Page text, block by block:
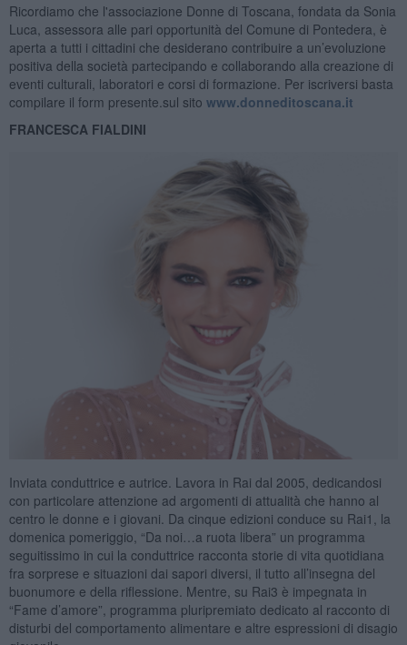
Ricordiamo che l'associazione Donne di Toscana, fondata da Sonia
Luca, assessora alle pari opportunità del Comune di Pontedera, è
aperta a tutti i cittadini che desiderano contribuire a un’evoluzione
positiva della società partecipando e collaborando alla creazione di
eventi culturali, laboratori e corsi di formazione. Per iscriversi basta
compilare il form presente.sul sito www.donneditoscana.it
FRANCESCA FIALDINI
Inviata conduttrice e autrice. Lavora in Rai dal 2005, dedicandosi
con particolare attenzione ad argomenti di attualità̀ che hanno al
centro le donne e i giovani. Da cinque edizioni conduce su Rai1, la
domenica pomeriggio, “Da noi…a ruota libera” un programma
seguitissimo in cui la conduttrice racconta storie di vita quotidiana
fra sorprese e situazioni dai sapori diversi, il tutto all’insegna del
buonumore e della riflessione. Mentre, su Rai3 è impegnata in
“Fame d’amore”, programma pluripremiato dedicato al racconto di
disturbi del comportamento alimentare e altre espressioni di disagio